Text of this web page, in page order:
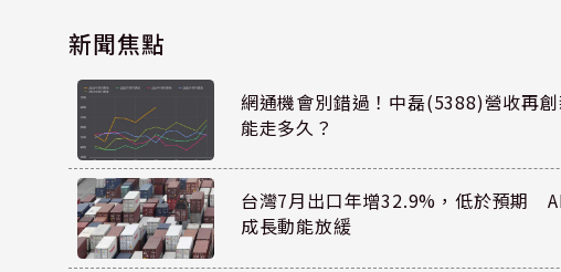
新聞焦點
網通機會別錯過！中磊(5388)營收再
能走多久？
台灣7月出口年增32.9%，低於預期
成長動能放緩